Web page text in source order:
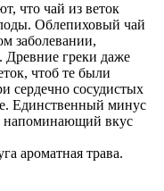
что чай из веток
Облепиховый чай
заболевании,
греки даже
чтоб те были
сердечно сосудистых
Единственный минус
напоминающий вкус
ароматная трава.